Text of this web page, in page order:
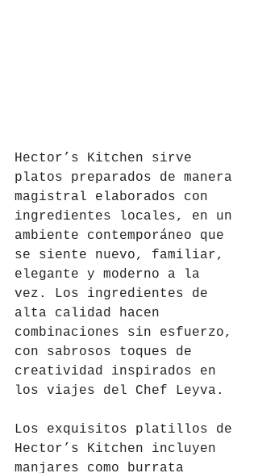
Hector’s Kitchen sirve
platos preparados de manera
magistral elaborados con
ingredientes locales, en un
ambiente contemporáneo que
se siente nuevo, familiar,
elegante y moderno a la
vez. Los ingredientes de
alta calidad hacen
combinaciones sin esfuerzo,
con sabrosos toques de
creatividad inspirados en
los viajes del Chef Leyva.
Los exquisitos platillos de
Hector’s Kitchen incluyen
manjares como burrata